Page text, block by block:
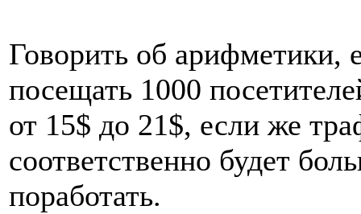
Говорить об арифметики,
посещать 1000
от 15$ до 21$, если же
соответственно будет
поработать.